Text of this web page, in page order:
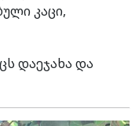
კაცი,
დაეჯახა და